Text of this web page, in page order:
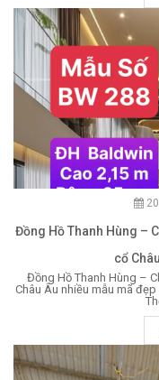
Đồng Hồ Thanh Hùng –
cổ
Đồng Hồ Thanh Hùng –
Châu Âu nhiều mẫu mã